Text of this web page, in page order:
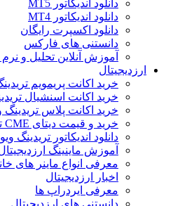
دانلود اندیکاتور MT5
دانلود اندیکاتور MT4
دانلود اکسپرت رایگان
دانستنی های فارکس
آموزش آنلاین تحلیل و نرم
ارزدیجیتال
خرید اکانت پریمویم
خرید اکانت اسنشیال
خرید اکانت پلاس تریدینگ
خرید و قیمت دیتای CME تریدینگ ویو
دانلود اندیکاتور تریدینگ ویو
آموزش ماینینگ
معرفی انواع ماینر های
اخبار ارزدیجیتال
معرفی ایردراپ ها
دانستنی های ارزدیجیتال